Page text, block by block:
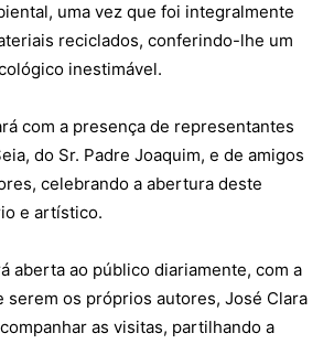
uma vez que foi integralmente
reciclados, conferindo-lhe um
inestimável.
com a presença de representantes
do Sr. Padre Joaquim, e de amigos
celebrando a abertura deste
e artístico.
aberta ao público diariamente, com a
serem os próprios autores, José Clara
as visitas, partilhando a